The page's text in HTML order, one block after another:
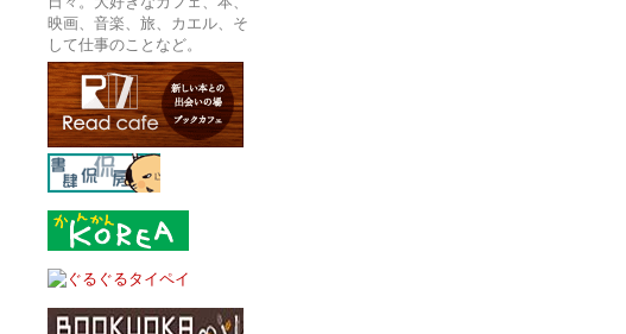
映画、音楽、旅、カエル、そ
して仕事のことなど。